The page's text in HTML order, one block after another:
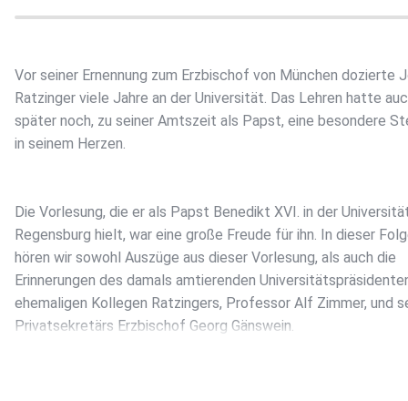
Vor seiner Ernennung zum Erzbischof von München dozierte
Ratzinger viele Jahre an der Universität. Das Lehren hatte
später noch, zu seiner Amtszeit als Papst, eine besondere
in seinem Herzen.
Die Vorlesung, die er als Papst Benedikt XVI. in der
Regensburg hielt, war eine große Freude für ihn. In dieser
hören wir sowohl Auszüge aus dieser Vorlesung, als auch die
Erinnerungen des damals amtierenden
ehemaligen Kollegen Ratzingers, Professor Alf Zimmer, und
Privatsekretärs Erzbischof Georg Gänswein.